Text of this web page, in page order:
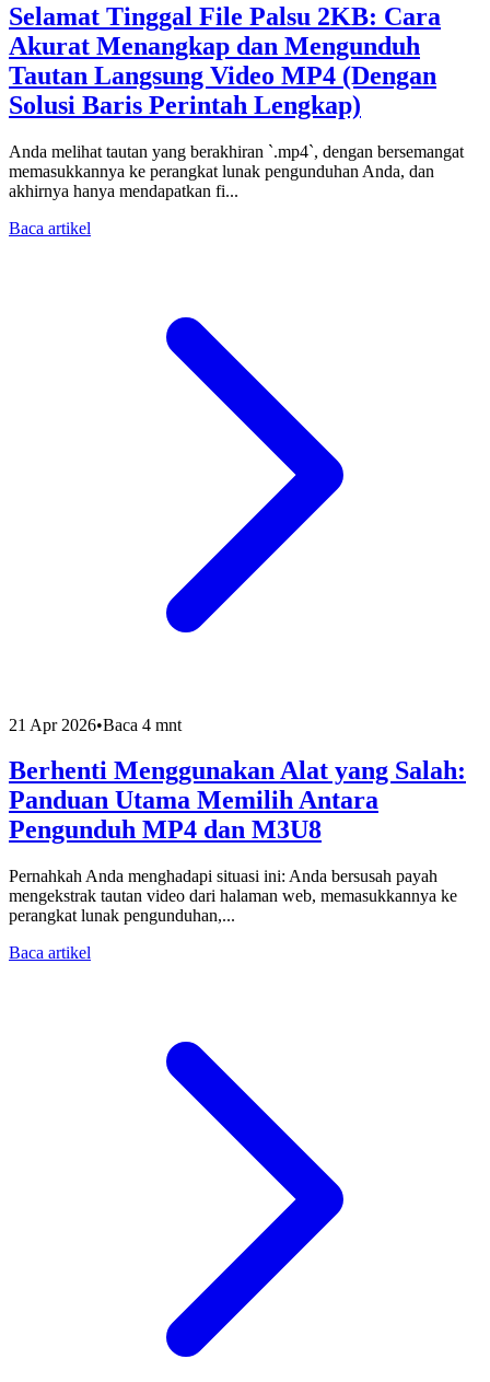
Selamat Tinggal File Palsu 2KB: Cara
Akurat Menangkap dan Mengunduh
Tautan Langsung Video MP4 (Dengan
Solusi Baris Perintah Lengkap)
Anda melihat tautan yang berakhiran `.mp4`, dengan bersemangat
memasukkannya ke perangkat lunak pengunduhan Anda, dan
akhirnya hanya mendapatkan fi...
Baca artikel
21 Apr 2026•Baca 4 mnt
Berhenti Menggunakan Alat yang Salah:
Panduan Utama Memilih Antara
Pengunduh MP4 dan M3U8
Pernahkah Anda menghadapi situasi ini: Anda bersusah payah
mengekstrak tautan video dari halaman web, memasukkannya ke
perangkat lunak pengunduhan,...
Baca artikel